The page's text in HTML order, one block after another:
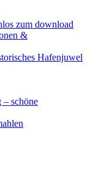
zum download
&
Hafenjuwel
schöne